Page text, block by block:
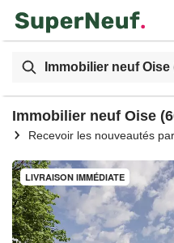
Immobilier neuf Oise
Immobilier neuf Oise
Recevoir les nouveautés
LIVRAISON IMMÉDIATE